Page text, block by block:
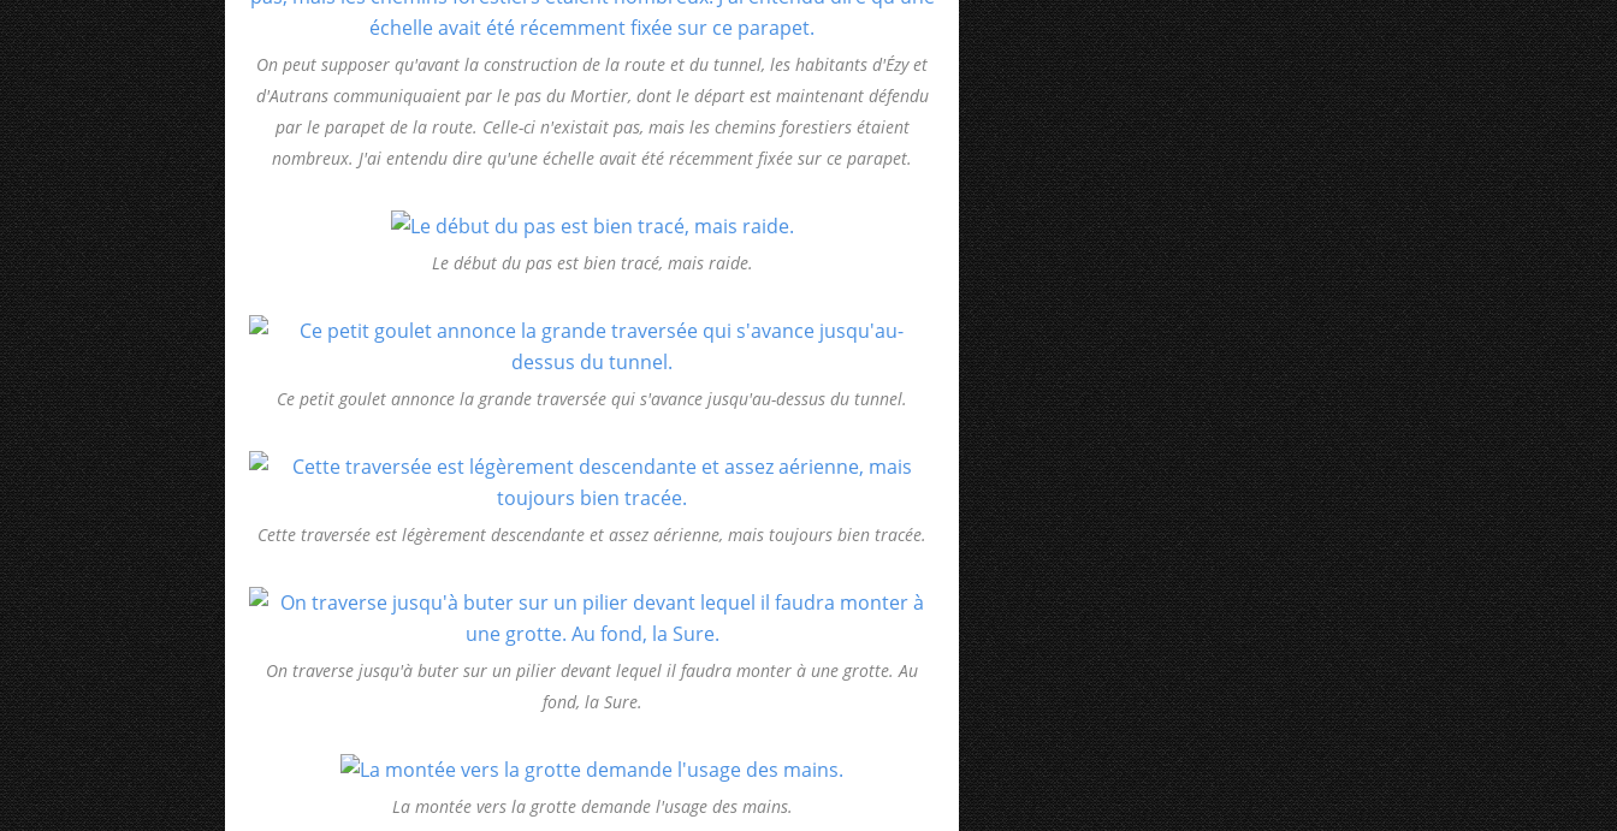
On peut supposer qu'avant la construction de la route et du tunnel, les habitants d'Ézy et
d'Autrans communiquaient par le pas du Mortier, dont le départ est maintenant défendu
par le parapet de la route. Celle-ci n'existait pas, mais les chemins forestiers étaient
nombreux. J'ai entendu dire qu'une échelle avait été récemment fixée sur ce parapet.
Le début du pas est bien tracé, mais raide.
Ce petit goulet annonce la grande traversée qui s'avance jusqu'au-dessus du tunnel.
Cette traversée est légèrement descendante et assez aérienne, mais toujours bien tracée.
On traverse jusqu'à buter sur un pilier devant lequel il faudra monter à une grotte. Au
fond, la Sure.
La montée vers la grotte demande l'usage des mains.